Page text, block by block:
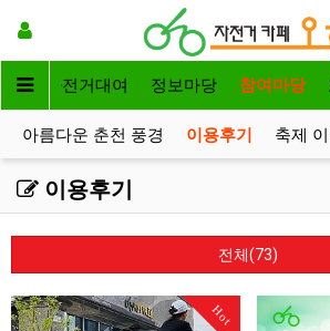
인 자전거대여 정보마당 참여마당
아름다운 춘천 풍경 이용후기 축제
이용후기
전체(73)
Hot